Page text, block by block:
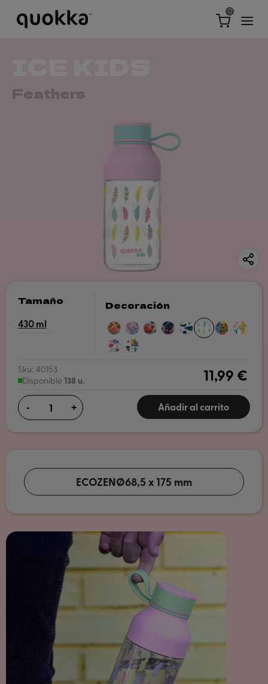
0
Feathers
ECOZENØ68,5 x 175 mm
Tamaño
430
Decoración
MAP
OF
LIFE
ZEBRASBALLOONS
SPACESEA
ANIMALS
FEATHERS
HAPPYCACTUS
FLOWERS
TOWN
Sku: 40153
Disponible 138 u. 11,99 €
- + Añadir al carrito